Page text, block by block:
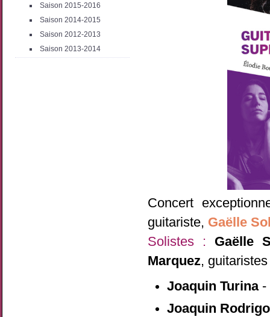
Saison 2015-2016
Saison 2014-2015
Saison 2012-2013
Saison 2013-2014
Concert
guitariste, Gaëlle
Solistes : Gaëlle
Marquez, guitaristes
Joaquin Turina-
Joaquin Rodrigo